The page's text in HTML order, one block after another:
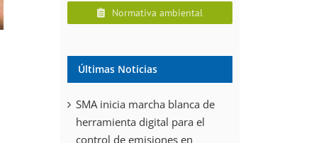
Normativa ambiental
Últimas Noticias
SMA inicia marcha blanca de
herramienta digital para el
control de emisiones en